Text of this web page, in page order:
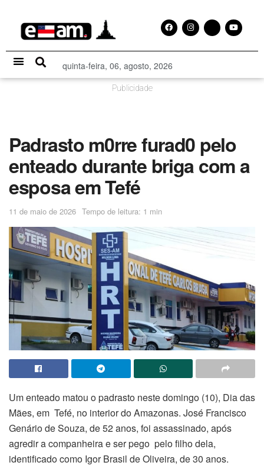
quinta-feira, 06, agosto, 2026
Publicidade
Padrasto m0rre furad0 pelo
enteado durante briga com a
esposa em Tefé
11 de maio de 2026 Tempo de leitura: 1 min
Um enteado matou o padrasto neste domingo (10), Dia das
Mães, em Tefé, no interior do Amazonas. José Francisco
Genário de Souza, de 52 anos, foi assassinado, após
agredir a companheira e ser pego pelo filho dela,
identificado como Igor Brasil de Oliveira, de 30 anos.